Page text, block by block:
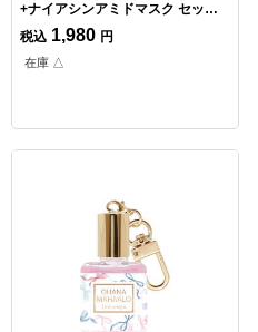
+ナイアシンアミドマスク セット
【数量限定】
税込 1,980 円
在庫 △